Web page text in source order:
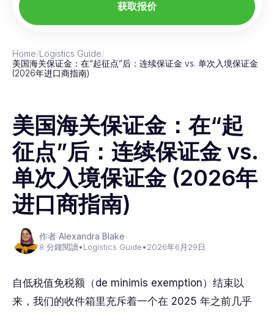
获取报价
Home/Logistics Guide/
美国海关保证金：在“起征点”后：连续保证金 vs. 单次入境保证金
(2026年进口商指南)
美国海关保证金：在“起
征点”后：连续保证金 vs.
单次入境保证金 (2026年
进口商指南)
作者 Alexandra Blake
8 分鐘閱讀•Logistics Guide•2026年6月29日
自低税值免税额（de minimis exemption）结束以
来，我们的收件箱里充斥着一个在 2025 年之前几乎